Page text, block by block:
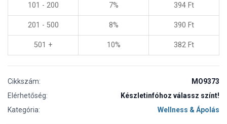
101 - 200 7% 394 Ft
201 - 500 8% 390 Ft
501 + 10% 382 Ft
Cikkszám:
MO9373
Elérhetőség:
Készletinfóhoz válassz színt!
Kategória:
Wellness & Ápolás